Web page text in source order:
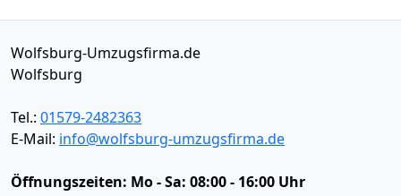
Wolfsburg-Umzugsfirma.de
Wolfsburg
Tel.: 01579-2482363
E-Mail: info@wolfsburg-umzugsfirma.de
Öffnungszeiten: Mo - Sa: 08:00 - 16:00 Uhr